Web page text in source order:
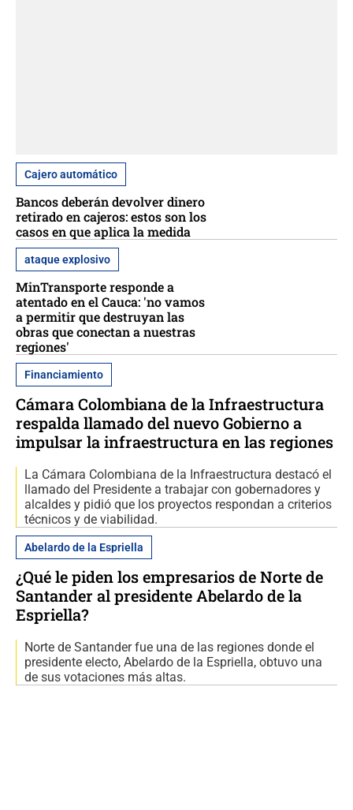
Cajero automático
Bancos deberán devolver dinero
retirado en cajeros: estos son los
casos en que aplica la medida
ataque explosivo
MinTransporte responde a
atentado en el Cauca: 'no vamos
a permitir que destruyan las
obras que conectan a nuestras
regiones'
Financiamiento
Cámara Colombiana de la Infraestructura
respalda llamado del nuevo Gobierno a
impulsar la infraestructura en las regiones
La Cámara Colombiana de la Infraestructura destacó el
llamado del Presidente a trabajar con gobernadores y
alcaldes y pidió que los proyectos respondan a criterios
técnicos y de viabilidad.
Abelardo de la Espriella
¿Qué le piden los empresarios de Norte de
Santander al presidente Abelardo de la
Espriella?
Norte de Santander fue una de las regiones donde el
presidente electo, Abelardo de la Espriella, obtuvo una
de sus votaciones más altas.